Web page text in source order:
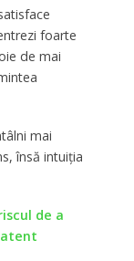
foarte
de mai
mai
însă intuiția
de a